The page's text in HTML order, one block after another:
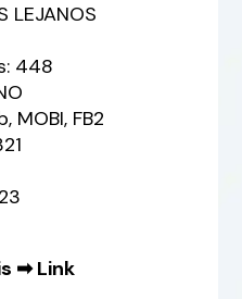
LEJANOS
448
MOBI, FB2
➡Link